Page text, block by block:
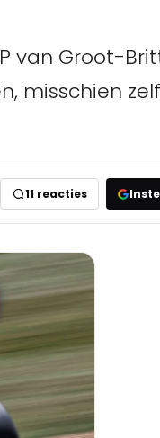
van Groot-
misschien
11 reacties